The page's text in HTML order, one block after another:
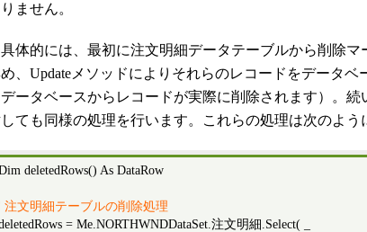
ません。
体的には、最初に注文明細データテーブルから削除マ
、Updateメソッドによりそれらのレコードをデータベ
データベースからレコードが実際に削除されます）。
ても同様の処理を行います。これらの処理は次のよう
deletedRows() As DataRow
注文明細テーブルの削除処理
= Me.NORTHWNDDataSet.注文明細.Select( _